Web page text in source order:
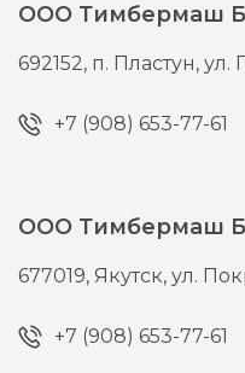
ООО Тимбермаш
692152, п. Пластун,ул.
+7 (908) 653-77-61
ООО Тимбермаш
677019, Якутск,ул.
+7 (908) 653-77-61